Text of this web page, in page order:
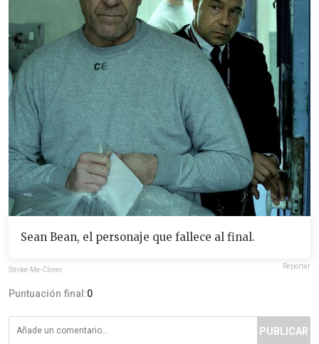
Sean Bean, el personaje que fallece al final.
Stroke-Me-Clover Reportar
Puntuación final:0
PUBLICAR